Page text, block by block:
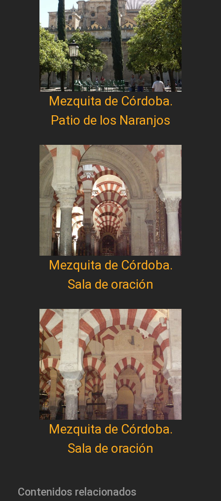
Mezquita de Córdoba.
Patio de los Naranjos
Mezquita de Córdoba.
Sala de oración
Mezquita de Córdoba.
Sala de oración
Contenidos relacionados